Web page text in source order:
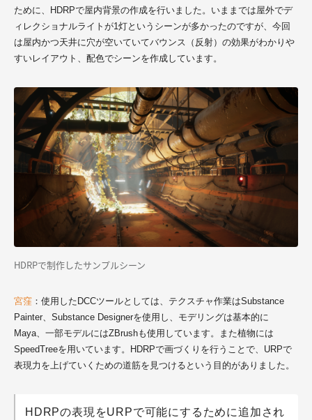
ために、HDRPで屋内背景の作成を行いました。いままでは屋外でデ
ィレクショナルライトが1灯というシーンが多かったのですが、今回
は屋内かつ天井に穴が空いていてバウンス（反射）の効果がわかりや
すいレイアウト、配色でシーンを作成しています。
HDRPで制作したサンプルシーン
宮窪 ：使用したDCCツールとしては、テクスチャ作業はSubstance
Painter、Substance Designerを使用し、モデリングは基本的に
Maya、一部モデルにはZBrushも使用しています。また植物には
SpeedTreeを用いています。HDRPで画づくりを行うことで、URPで
表現力を上げていくための道筋を見つけるという目的がありました。
HDRPの表現をURPで可能にするために追加され